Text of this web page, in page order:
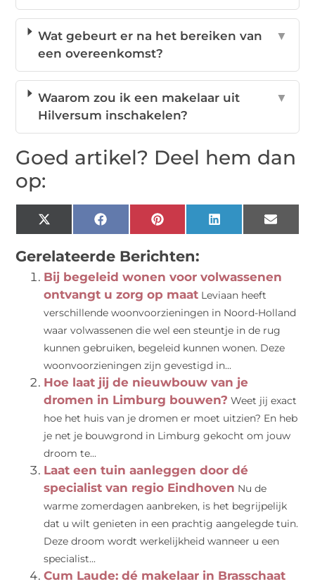
Wat gebeurt er na het bereiken van
een overeenkomst?
▼
Waarom zou ik een makelaar uit
Hilversum inschakelen?
▼
Goed artikel? Deel hem dan
op:
X
(Twitter)
FacebookPinterestLinkedIn Email
Gerelateerde Berichten:
Bij begeleid wonen voor volwassenen
ontvangt u zorg op maat Leviaan heeft
verschillende woonvoorzieningen in Noord-Holland
waar volwassenen die wel een steuntje in de rug
kunnen gebruiken, begeleid kunnen wonen. Deze
woonvoorzieningen zijn gevestigd in...
Hoe laat jij de nieuwbouw van je
dromen in Limburg bouwen? Weet jij exact
hoe het huis van je dromen er moet uitzien? En heb
je net je bouwgrond in Limburg gekocht om jouw
droom te...
Laat een tuin aanleggen door dé
specialist van regio Eindhoven Nu de
warme zomerdagen aanbreken, is het begrijpelijk
dat u wilt genieten in een prachtig aangelegde tuin.
Deze droom wordt werkelijkheid wanneer u een
specialist...
Cum Laude: dé makelaar in Brasschaat